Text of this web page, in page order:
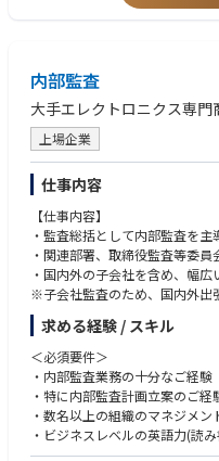
内部監査
大手エレクトロニクス専門
上場企業
仕事内容
【仕事内容】
・監査総括として内部監査を主
・関連部署、取締役監査等委
・国内外の子会社を含め、幅
※子会社監査のため、国内外出
求める経験 / スキル
＜必須要件＞
・内部監査業務の十分なご経験
・特に内部監査計画立案のご
・数名以上の組織のマネジメン
・ビジネスレベルの英語力(読